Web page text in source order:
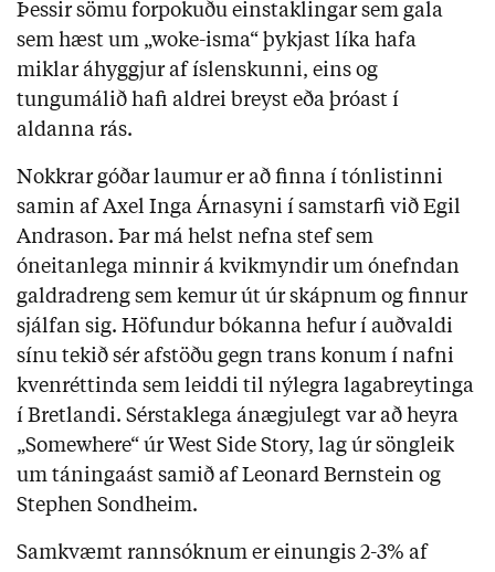
Þessir sömu forpokuðu einstaklingar sem gala
sem hæst um „woke-isma“ þykjast líka hafa
miklar áhyggjur af íslenskunni, eins og
tungumálið hafi aldrei breyst eða þróast í
aldanna rás.
Nokkrar góðar laumur er að finna í tónlistinni
samin af Axel Inga Árnasyni í samstarfi við Egil
Andrason. Þar má helst nefna stef sem
óneitanlega minnir á kvikmyndir um ónefndan
galdradreng sem kemur út úr skápnum og finnur
sjálfan sig. Höfundur bókanna hefur í auðvaldi
sínu tekið sér afstöðu gegn trans konum í nafni
kvenréttinda sem leiddi til nýlegra lagabreytinga
í Bretlandi. Sérstaklega ánægjulegt var að heyra
„Somewhere“ úr West Side Story, lag úr söngleik
um táningaást samið af Leonard Bernstein og
Stephen Sondheim.
Samkvæmt rannsóknum er einungis 2-3% af